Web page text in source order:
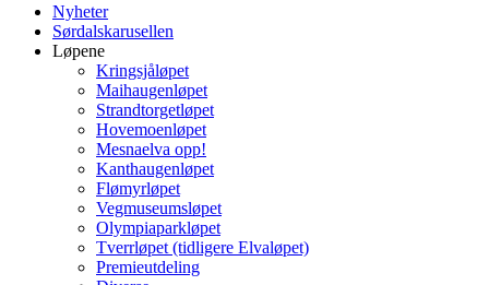
Nyheter
Sørdalskarusellen
Løpene
Kringsjåløpet
Maihaugenløpet
Strandtorgetløpet
Hovemoenløpet
Mesnaelva opp!
Kanthaugenløpet
Flømyrløpet
Vegmuseumsløpet
Olympiaparkløpet
Tverrløpet (tidligere Elvaløpet)
Premieutdeling